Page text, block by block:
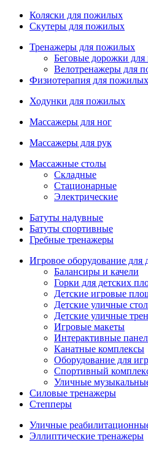
Коляски для пожилых
Скутеры для пожилых
Тренажеры для пожилых
Беговые дорожки
Велотренажеры для
Физиотерапия для пожилых
Ходунки для пожилых
Массажеры для ног
Массажеры для рук
Массажные столы
Складные
Стационарные
Электрические
Батуты надувные
Батуты спортивные
Гребные тренажеры
Игровое оборудование для
Балансиры и качели
Горки для детских
Детские игровые
Детские уличные
Детские уличные
Игровые макеты
Интерактивные
Канатные комплексы
Оборудование для
Спортивный
Уличные
Силовые тренажеры
Степперы
Уличные
Эллиптические тренажеры